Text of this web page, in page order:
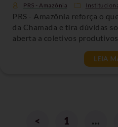
PRS - Amazônia
PRS - Amazônia reforça o
da Chamada e tira dúvidas
aberta a coletivos
LEIA
< 1 …